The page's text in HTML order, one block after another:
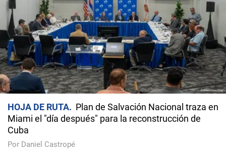
HOJA DE RUTA
Plan de Salvación Nacional traza en
Miami el "día después" para la reconstrucción de
Cuba
Por Daniel Castropé